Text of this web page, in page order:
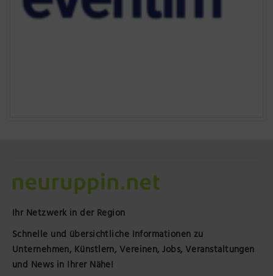
Ihr Netzwerk in der Region
Schnelle und übersichtliche Informationen zu
Unternehmen, Künstlern, Vereinen, Jobs, Veranstaltungen
und News in Ihrer Nähe!